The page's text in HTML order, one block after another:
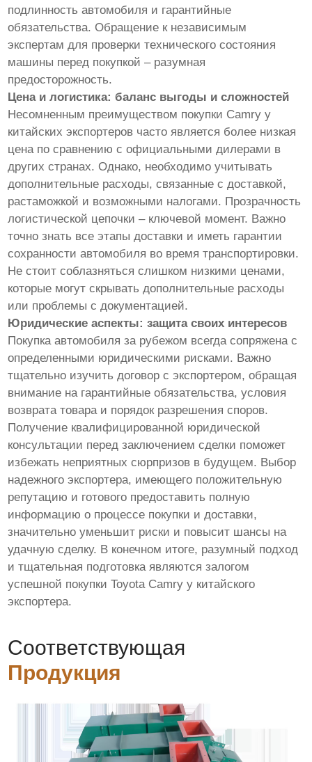
подлинность автомобиля и гарантийные
обязательства. Обращение к независимым
экспертам для проверки технического состояния
машины перед покупкой – разумная
предосторожность.
Цена и логистика: баланс выгоды и сложностей
Несомненным преимуществом покупки Camry у
китайских экспортеров часто является более низкая
цена по сравнению с официальными дилерами в
других странах. Однако, необходимо учитывать
дополнительные расходы, связанные с доставкой,
растаможкой и возможными налогами. Прозрачность
логистической цепочки – ключевой момент. Важно
точно знать все этапы доставки и иметь гарантии
сохранности автомобиля во время транспортировки.
Не стоит соблазняться слишком низкими ценами,
которые могут скрывать дополнительные расходы
или проблемы с документацией.
Юридические аспекты: защита своих интересов
Покупка автомобиля за рубежом всегда сопряжена с
определенными юридическими рисками. Важно
тщательно изучить договор с экспортером, обращая
внимание на гарантийные обязательства, условия
возврата товара и порядок разрешения споров.
Получение квалифицированной юридической
консультации перед заключением сделки поможет
избежать неприятных сюрпризов в будущем. Выбор
надежного экспортера, имеющего положительную
репутацию и готового предоставить полную
информацию о процессе покупки и доставки,
значительно уменьшит риски и повысит шансы на
удачную сделку. В конечном итоге, разумный подход
и тщательная подготовка являются залогом
успешной покупки Toyota Camry у китайского
экспортера.
Соответствующая
Продукция